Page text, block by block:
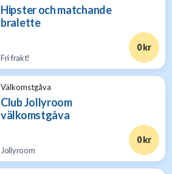
Hipster och matchande
bralette
Fri frakt!
0 kr
Välkomstgåva
Club Jollyroom
välkomstgåva
Jollyroom
0 kr